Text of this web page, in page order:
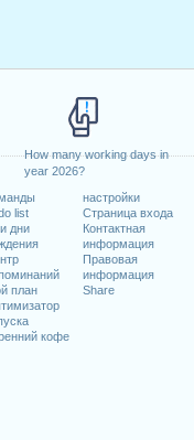
How many working days in
year 2026?
list
дни
план
кофе
настройки
Страница входа
Контактная
информация
Правовая
информация
Share